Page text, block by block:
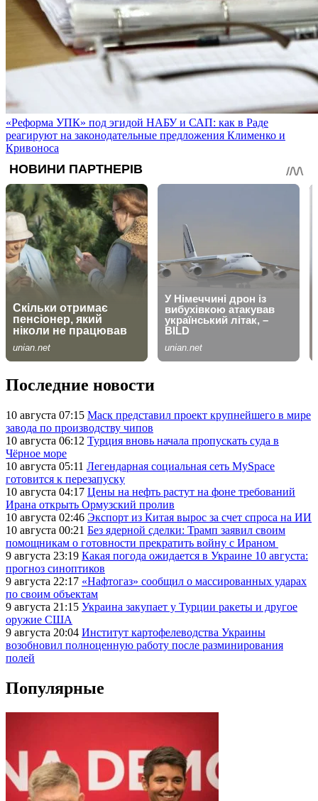
«Реформа УПК» под эгидой НАБУ и САП: как в Раде
реагируют на законодательные предложения Клименко и
Кривоноса
Последние новости
10 августа 07:15 Маск представил проект крупнейшего в мире
завода по производству чипов
10 августа 06:12 Турция вновь начала пропускать суда в
Чёрное море
10 августа 05:11 Легендарная социальная сеть MySpace
готовится к перезапуску
10 августа 04:17 Цены на нефть растут на фоне требований
Ирана открыть Ормузский пролив
10 августа 02:46 Экспорт из Китая вырос за счет спроса на ИИ
10 августа 00:21 Без ядерной сделки: Трамп заявил своим
помощникам о готовности прекратить войну с Ираном
9 августа 23:19 Какая погода ожидается в Украине 10 августа:
прогноз синоптиков
9 августа 22:17 «Нафтогаз» сообщил о массированных ударах
по своим объектам
9 августа 21:15 Украина закупает у Турции ракеты и другое
оружие США
9 августа 20:04 Институт картофелеводства Украины
возобновил полноценную работу после разминирования
полей
Популярные